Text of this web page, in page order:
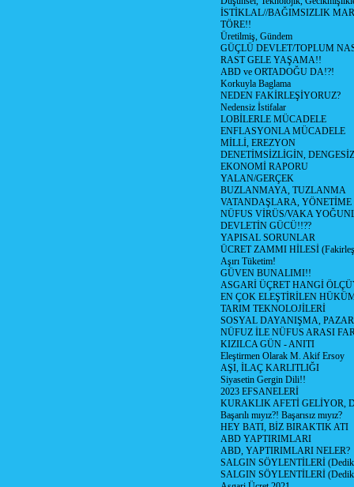
İSTİKLAL//BAĞIMSIZLIK
TÖRE!!
Üretilmiş, Gündem
GÜÇLÜ DEVLET/TOPLUM
RAST GELE YAŞAMA!!
ABD ve ORTADOĞU DA!?!
Korkuyla Baglama
NEDEN FAKİRLEŞİYORUZ?
Nedensiz İstifalar
LOBİLERLE MÜCADELE
ENFLASYONLA MÜCADELE
MİLLİ, EREZYON
DENETİMSİZLİGİN,
EKONOMİ RAPORU
YALAN/GERÇEK
BUZLANMAYA, TUZLANMA
VATANDAŞLARA,
NÜFUS VİRÜS/VAKA
DEVLETİN GÜCÜ!!??
YAPISAL SORUNLAR
ÜCRET ZAMMI HİLESİ
Aşırı Tüketim!
GÜVEN BUNALIMI!!
ASGARİ ÜÇRET HANGİ
EN ÇOK ELEŞTİRİLEN
TARIM TEKNOLOJİLERİ
SOSYAL DAYANIŞMA,
NÜFUZ İLE NÜFUS ARASI
KIZILCA GÜN - ANITI
Eleştirmen Olarak M. Akif Ersoy
AŞI, İLAÇ KARLITLIĞI
Siyasetin Gergin Dili!!
2023 EFSANELERİ
KURAKLIK AFETİ GELİYOR,
Başarılı mıyız?! Başarısız mıyız?
HEY BATI, BİZ BIRAKTIK ATI
ABD YAPTIRIMLARI
ABD, YAPTIRIMLARI NELER?
SALGIN SÖYLENTİLERİ
SALGIN SÖYLENTİLERİ